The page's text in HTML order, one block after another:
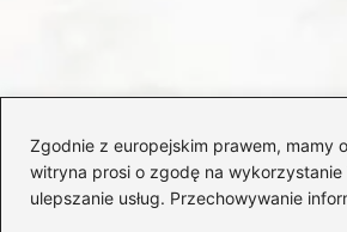
Zgodnie z europejskim prawem, mamy
witryna prosi o zgodę na
ulepszanie usług. Przechowywanie